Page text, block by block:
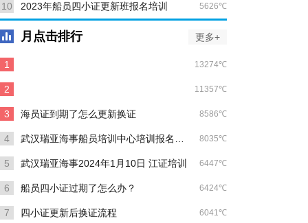
5626℃
10 2023年船员四小证更新班报名培训
月点击排行 更多+
13274℃
1
11357℃
2
船员证书过期，如何培训更新？
8586℃
3 海员证到期了怎么更新换证
8035℃
4
6447℃
5 武汉瑞亚海事2024年1月10日 江证培训
6424℃
6 船员四小证过期了怎么办？
6041℃
7 四小证更新后换证流程